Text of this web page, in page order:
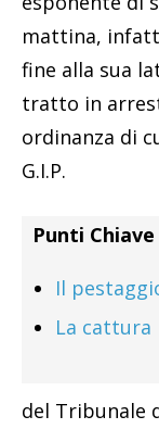
mattina,
fine alla sua
tratto in
ordinanza di
G.I.P.
Punti
Il
La cattura
del Tribunale